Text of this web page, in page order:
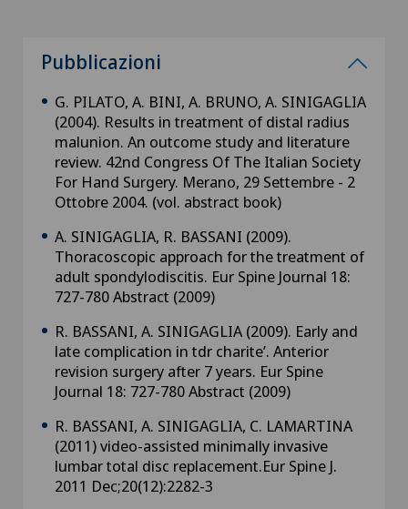
Pubblicazioni
G. PILATO, A. BINI, A. BRUNO, A. SINIGAGLIA
(2004). Results in treatment of distal radius
malunion. An outcome study and literature
review. 42nd Congress Of The Italian Society
For Hand Surgery. Merano, 29 Settembre - 2
Ottobre 2004. (vol. abstract book)
A. SINIGAGLIA, R. BASSANI (2009).
Thoracoscopic approach for the treatment of
adult spondylodiscitis. Eur Spine Journal 18:
727-780 Abstract (2009)
R. BASSANI, A. SINIGAGLIA (2009). Early and
late complication in tdr charite’. Anterior
revision surgery after 7 years. Eur Spine
Journal 18: 727-780 Abstract (2009)
R. BASSANI, A. SINIGAGLIA, C. LAMARTINA
(2011) video-assisted minimally invasive
lumbar total disc replacement.Eur Spine J.
2011 Dec;20(12):2282-3